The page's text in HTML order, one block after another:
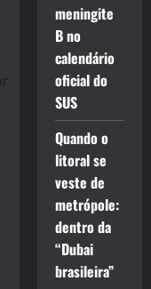
meningite
B no
calendário
oficial do
SUS
Quando o
litoral se
veste de
metrópole:
dentro da
“Dubai
brasileira”